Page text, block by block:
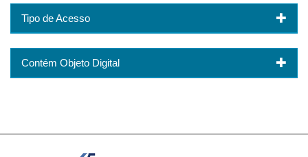
Tipo de Acesso
Contém Objeto Digital